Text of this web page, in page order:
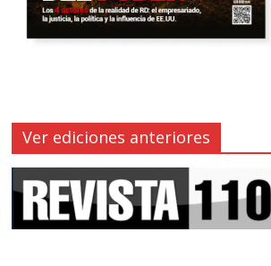
Ver ediciones anteriores